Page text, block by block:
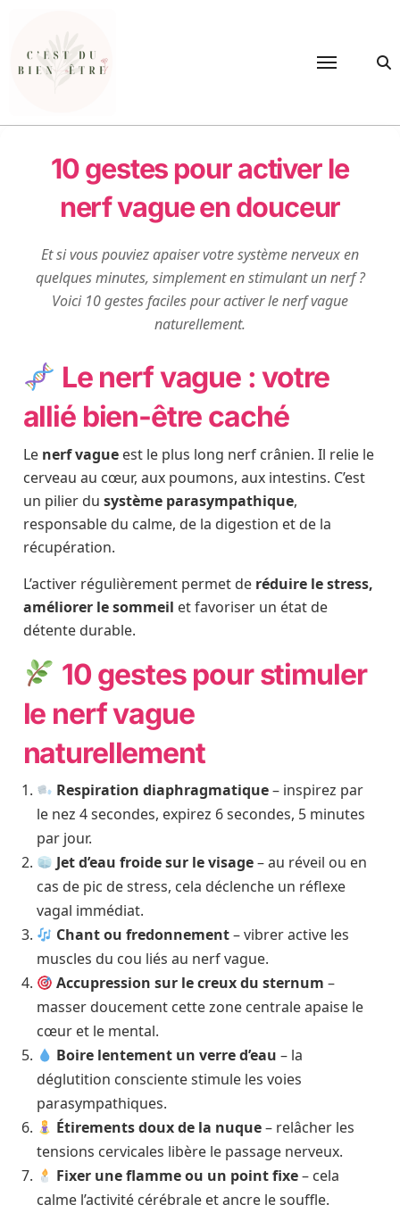
contenu
10 gestes pour activer le
nerf vague en douceur
Et si vous pouviez apaiser votre système nerveux en
quelques minutes, simplement en stimulant un nerf ?
Voici 10 gestes faciles pour activer le nerf vague
naturellement.
Le nerf vague : votre
allié bien-être caché
Le nerf vagueest le plus long nerf crânien. Il relie le
cerveau au cœur, aux poumons, aux intestins. C’est
un pilier du système parasympathique,
responsable du calme, de la digestion et de la
récupération.
L’activer régulièrement permet de réduire le stress,
améliorer le sommeil et favoriser un état de
détente durable.
10 gestes pour stimuler
le nerf vague
naturellement
Respiration diaphragmatique– inspirez par
le nez 4 secondes, expirez 6 secondes, 5 minutes
par jour.
Jet d’eau froide sur le visage– au réveil ou en
cas de pic de stress, cela déclenche un réflexe
vagal immédiat.
Chant ou fredonnement– vibrer active les
muscles du cou liés au nerf vague.
Accupression sur le creux du sternum –
masser doucement cette zone centrale apaise le
cœur et le mental.
Boire lentement un verre d’eau – la
déglutition consciente stimule les voies
parasympathiques.
Étirements doux de la nuque– relâcher les
tensions cervicales libère le passage nerveux.
Fixer une flamme ou un point fixe– cela
calme l’activité cérébrale et ancre le souffle.